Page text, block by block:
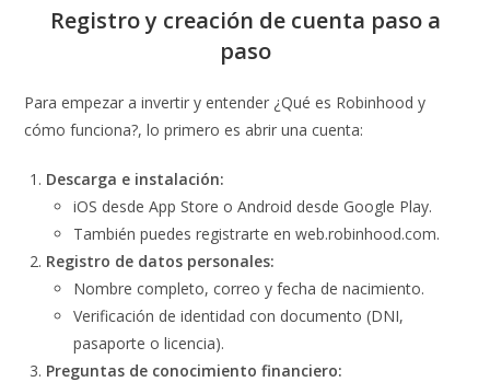
Registro y creación de cuenta paso a
paso
Para empezar a invertir y entender ¿Qué es Robinhood y
cómo funciona?, lo primero es abrir una cuenta:
Descarga e instalación:
iOS desde App Store o Android desde Google Play.
También puedes registrarte en web.robinhood.com.
Registro de datos personales:
Nombre completo, correo y fecha de nacimiento.
Verificación de identidad con documento (DNI,
pasaporte o licencia).
Preguntas de conocimiento financiero: